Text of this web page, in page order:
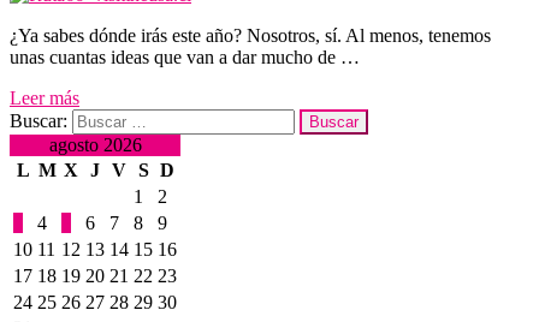
¿Ya sabes dónde irás este año? Nosotros, sí. Al menos, tenemos
unas cuantas ideas que van a dar mucho de …
Leer más
Buscar:
agosto 2026
L M X J V S D
1
2
4 6 7 8
9
10 11 12 13 14 15 16
17 18 19 20 21 22 23
24 25 26 27 28 29 30